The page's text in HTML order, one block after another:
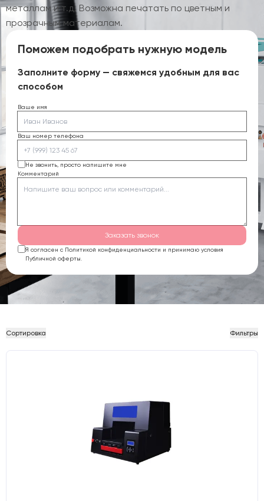
металлам и т.д. Возможна печатать по цветным и
прозрачным материалам.
Поможем подобрать нужную модель
Заполните форму — свяжемся удобным для вас
способом
Ваше имя
Ваш номер телефона
Не звонить, просто напишите мне
Комментарий
Заказать звонок
Я согласен с Политикой конфиденциальности и принимаю условия
Публичной оферты.
Сортировка Фильтры